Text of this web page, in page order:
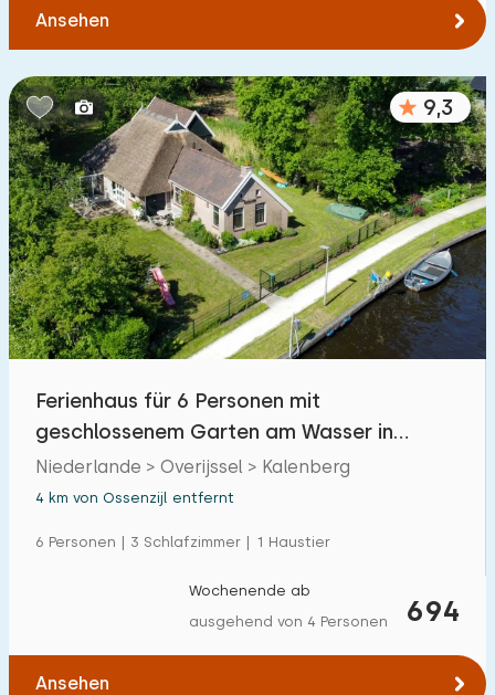
Ansehen
9,3
Ferienhaus für 6 Personen mit
geschlossenem Garten am Wasser in
Kalenberg
Niederlande > Overijssel > Kalenberg
4 km von Ossenzijl entfernt
6 Personen | 3 Schlafzimmer | 1 Haustier
694
Wochenende ab
ausgehend von 4 Personen
Ansehen